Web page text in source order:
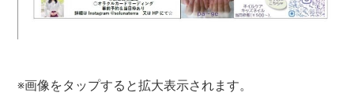
※画像をタップすると拡大表示されます。